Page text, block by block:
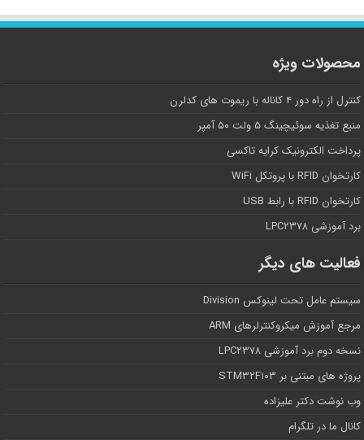
محصولات ویژه
کنترل از راه دور ۴ کاناله با ریموت های کدلرن
منبع تغذیه سوئیچینگ ۵ ولت ۵۰ آمپر
پرداخت الکترونیک کرایه تاکسی
کارتخوان RFID با پروتکل WiFi
کارتخوان RFID با رابط USB
برد آموزشی LPC۲۳۷۸
فعالیت های دیگر
سیستم عامل تحت لینوکس Division
مرجع آموزش میکروکنترلرهای ARM
نسخه دوم برد آموزشی LPC۲۳۷۸
پروژه های مبتنی بر STM۳۲F۱۰۳
وب نوشت دکتر علیزاده
کانال ما در تلگرام